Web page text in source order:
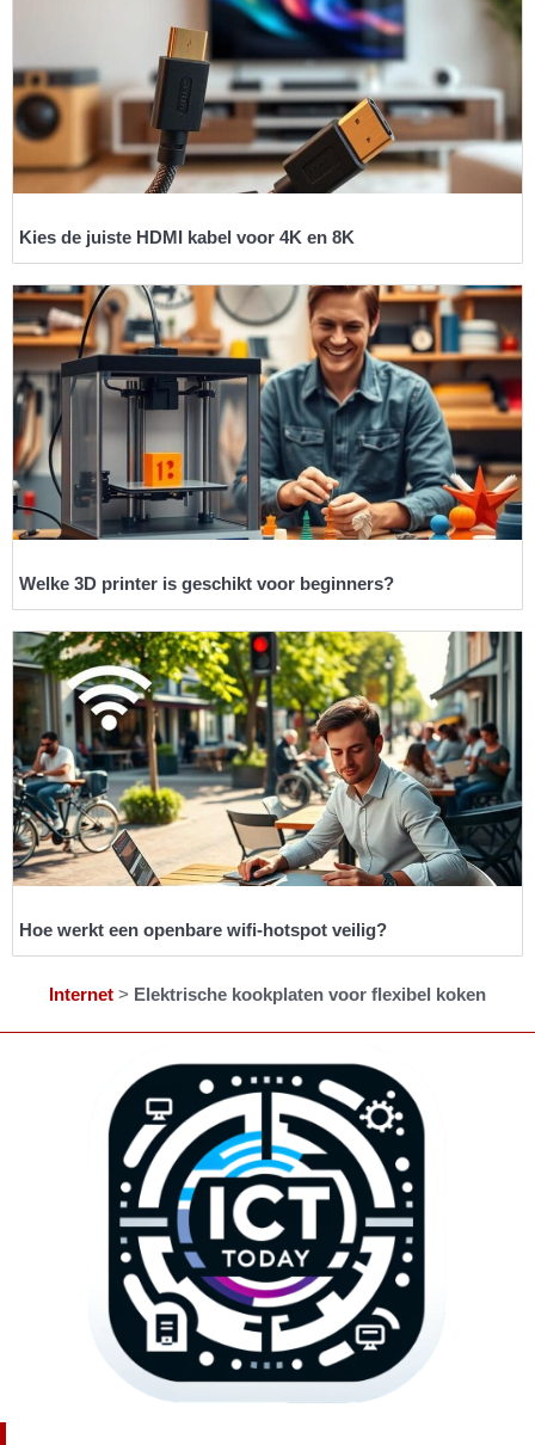
Kies de juiste HDMI kabel voor 4K en 8K
Welke 3D printer is geschikt voor beginners?
Hoe werkt een openbare wifi-hotspot veilig?
Internet > Elektrische kookplaten voor flexibel koken